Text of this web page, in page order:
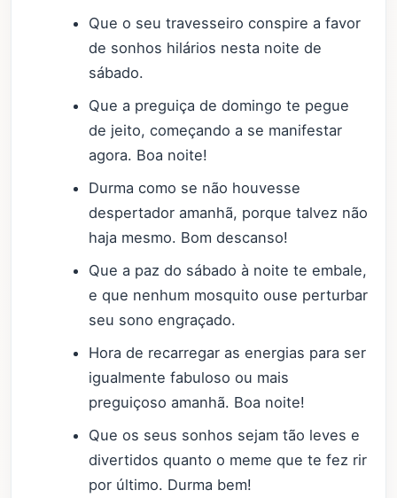
Que o seu travesseiro conspire a favor
de sonhos hilários nesta noite de
sábado.
Que a preguiça de domingo te pegue
de jeito, começando a se manifestar
agora. Boa noite!
Durma como se não houvesse
despertador amanhã, porque talvez não
haja mesmo. Bom descanso!
Que a paz do sábado à noite te embale,
e que nenhum mosquito ouse perturbar
seu sono engraçado.
Hora de recarregar as energias para ser
igualmente fabuloso ou mais
preguiçoso amanhã. Boa noite!
Que os seus sonhos sejam tão leves e
divertidos quanto o meme que te fez rir
por último. Durma bem!